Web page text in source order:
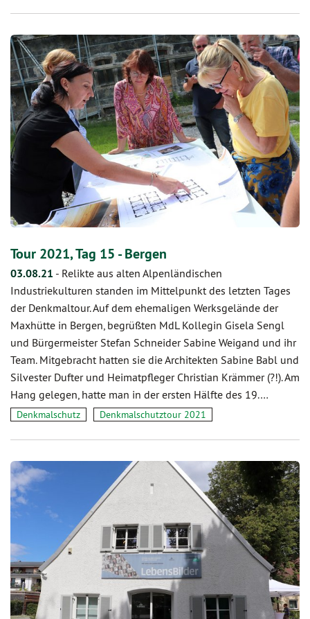
Tour 2021, Tag 15 - Bergen
03.08.21 - Relikte aus alten Alpenländischen
Industriekulturen standen im Mittelpunkt des letzten Tages
der Denkmaltour. Auf dem ehemaligen Werksgelände der
Maxhütte in Bergen, begrüßten MdL Kollegin Gisela Sengl
und Bürgermeister Stefan Schneider Sabine Weigand und ihr
Team. Mitgebracht hatten sie die Architekten Sabine Babl und
Silvester Dufter und Heimatpfleger Christian Krämmer (?!). Am
Hang gelegen, hatte man in der ersten Hälfte des 19.…
Denkmalschutz Denkmalschutztour 2021